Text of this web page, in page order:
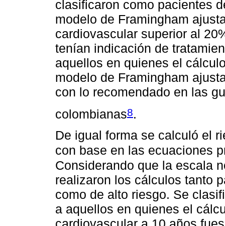
clasificaron como pacientes
modelo de Framingham
cardiovascular superior al
tenían indicación de
aquellos en quienes el
modelo de Framingham
con lo recomendado en las
colombianas8.
De igual forma se calculó el
con base en las ecuaciones
Considerando que la escala
realizaron los cálculos tanto
como de alto riesgo. Se
a aquellos en quienes el